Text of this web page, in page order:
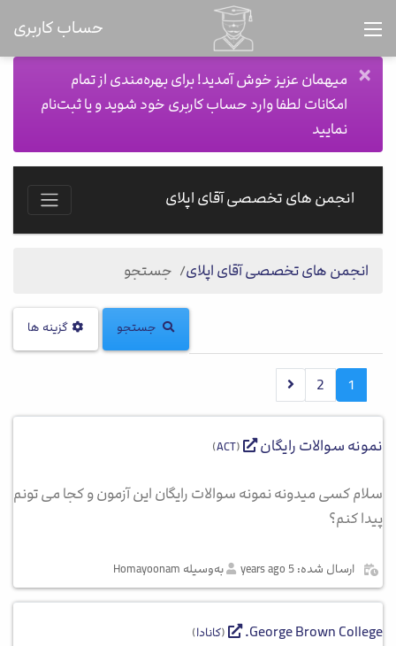
حساب کاربری
میهمان عزیز خوش آمدید! برای بهره‌مندی از تمام
امکانات لطفا وارد حساب کاربری خود شوید و یا ثبت‌نام
نمایید
×
انجمن های تخصصی آقای اپلای
انجمن های تخصصی آقای اپلای جستجو
جستجو گزینه ها
1
2
نمونه سوالات رایگان (
ACT
)
سلام کسی میدونه نمونه سوالات رایگان این آزمون و کجا می تونم
پیدا کنم؟
ارسال شده: 5 years ago به‌وسیله Homayoonam
George Brown College.
(کانادا)